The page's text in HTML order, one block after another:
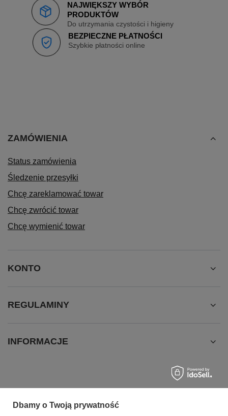
NAJWIĘKSZY WYBÓR
PRODUKTÓW
Do utrzymania czystości i higieny
BEZPIECZNE PŁATNOŚCI
Szybkie płatności online
ZAMÓWIENIA
Status zamówienia
Śledzenie przesyłki
Chcę zareklamować towar
Chcę zwrócić towar
Chcę wymienić towar
KONTO
REGULAMINY
INFORMACJE
Dbamy o Twoją prywatność